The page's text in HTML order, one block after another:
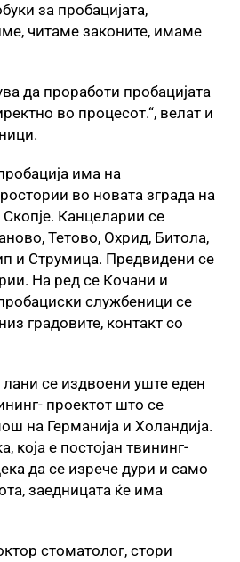
за пробацијата,
читаме законите, имаме
да проработи пробацијата
во процесот.“, велат и
има на
во новата зграда на
Канцеларии се
Тетово, Охрид, Битола,
и Струмица. Предвидени се
На ред се Кочани и
службеници се
градовите, контакт со
се издвоени уште еден
проектот што се
на Германија и Холандија.
која е постојан твининг-
да се изрече дури и само
заедницата ќе има
стоматолог, стори